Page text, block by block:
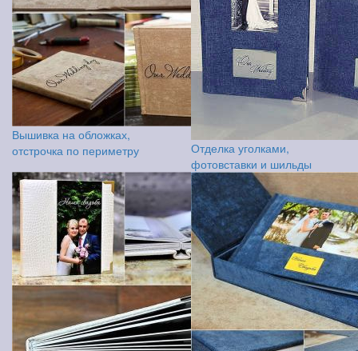
Вышивка на обложках,
отстрочка по периметру
Отделка уголками,
фотовставки и шильды